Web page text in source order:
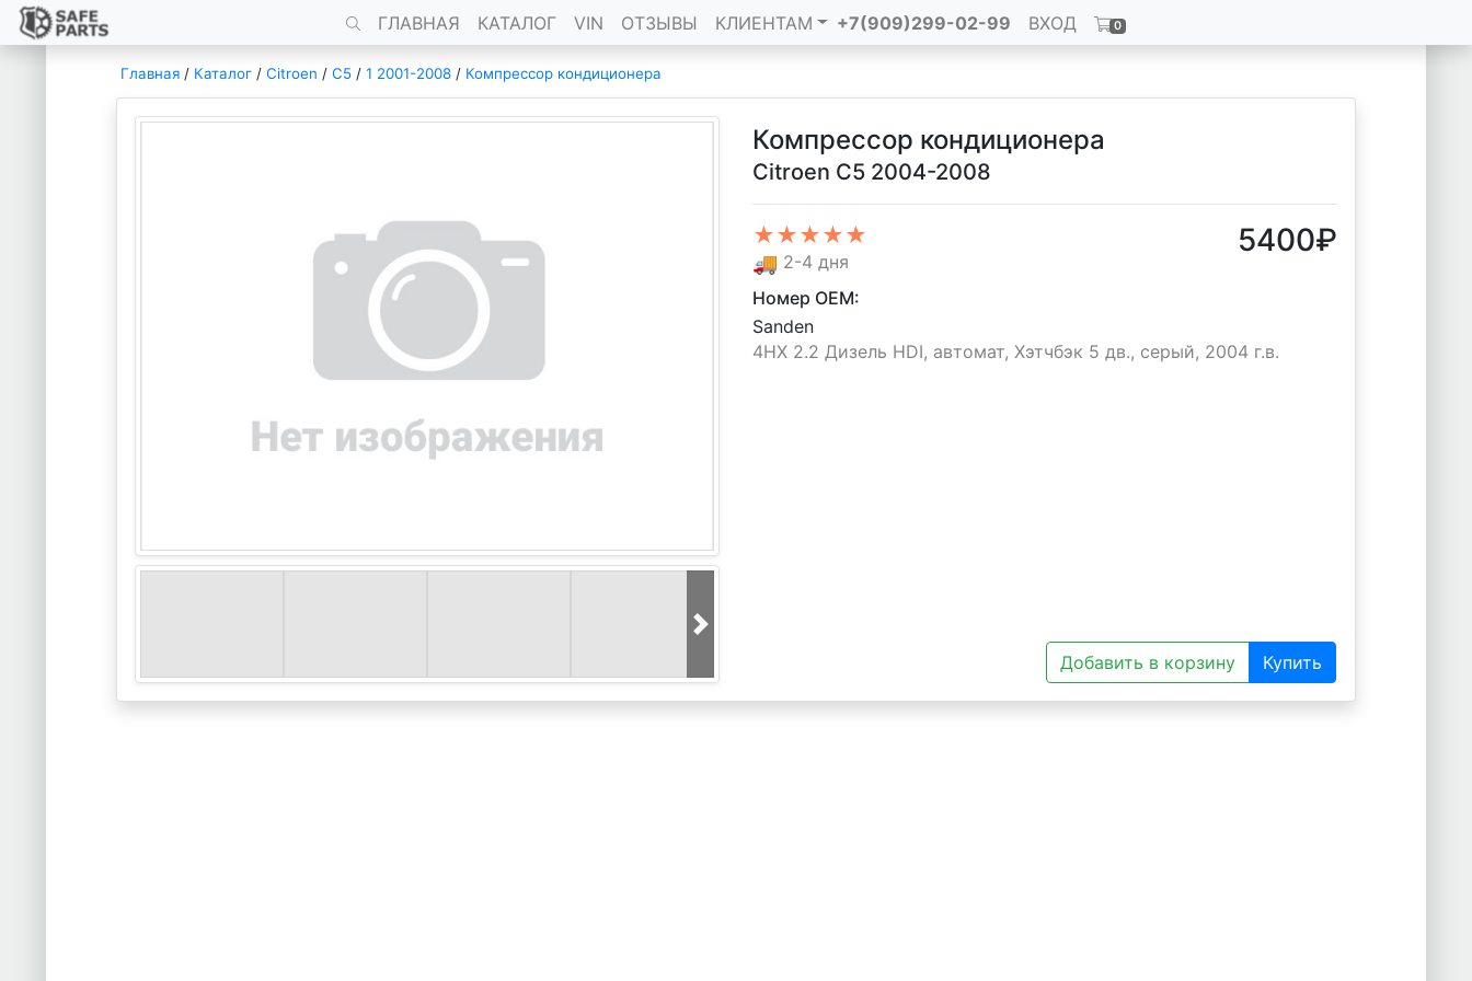
ГЛАВНАЯ КАТАЛОГ VIN ОТЗЫВЫ КЛИЕНТАМ +7(909)299-02-99 ВХОД 0
Главная / Каталог / Citroen / C5 / 1 2001-2008 / Компрессор кондиционера
Компрессор кондиционера
Citroen C5 2004-2008
★★★★★
🚚 2-4 дня
5400₽
Номер OEM:
Sanden
4HX 2.2 Дизель HDI, автомат, Хэтчбэк 5 дв., серый, 2004 г.в.
Добавить в корзину Купить